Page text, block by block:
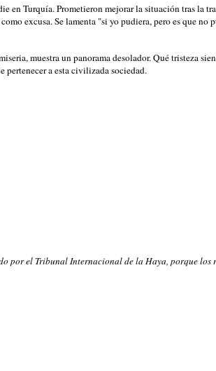
en Turquía. Prometieron mejorar la situación tras la
excusa. Se lamenta "si yo pudiera, pero es que no
muestra un panorama desolador. Qué tristeza
pertenecer a esta civilizada sociedad.
por el Tribunal Internacional de la Haya, porque los